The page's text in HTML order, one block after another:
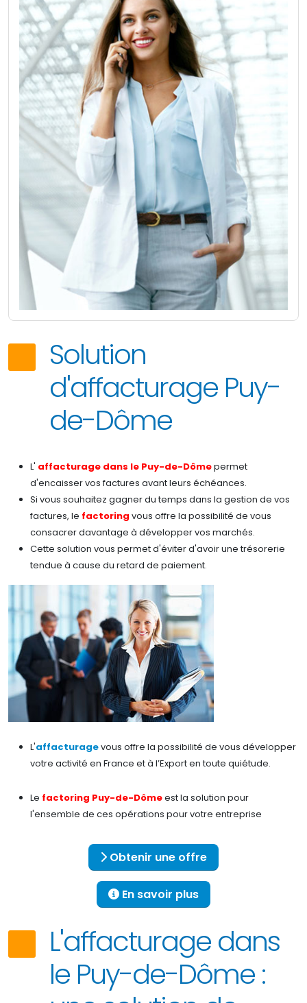
Solution
d'affacturage Puy-
de-Dôme
L' affacturage dans le Puy-de-Dômepermet
d'encaisser vos factures avant leurs échéances.
Si vous souhaitez gagner du temps dans la gestion de vos
factures, le factoring vous offre la possibilité de vous
consacrer davantage à développer vos marchés.
Cette solution vous permet d'éviter d'avoir une trésorerie
tendue à cause du retard de paiement.
L'affacturagevous offre la possibilité de vous développer
votre activité en France et à l’Export en toute quiétude.
Le factoring Puy-de-Dômeest la solution pour
l'ensemble de ces opérations pour votre entreprise
Obtenir une offre
En savoir plus
L'affacturage dans
le Puy-de-Dôme :